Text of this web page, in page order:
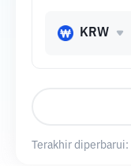
KRW
Terakhir diperbarui: